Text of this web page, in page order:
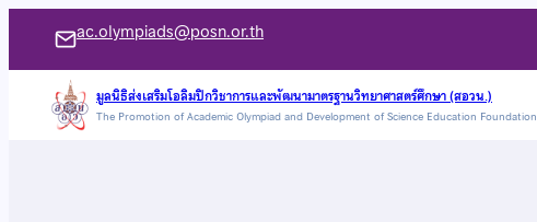
เนื้อหา
ac.olympiads@posn.or.th
มูลนิธิส่งเสริมโอลิมปิกวิชาการและพัฒนามาตรฐานวิทยาศาสตร์ศึกษา (สอวน.)
The Promotion of Academic Olympiad and Development of Science Education Foundation